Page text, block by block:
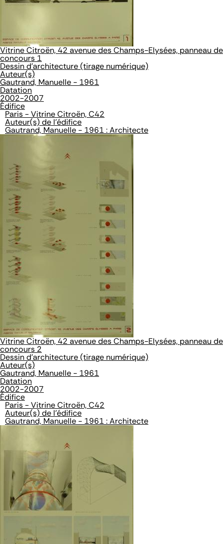
Vitrine Citroën, 42 avenue des Champs-Elysées, panneau de
concours 1
Dessin d'architecture (tirage numérique)
Auteur(s)
Gautrand, Manuelle - 1961
Datation
2002-2007
Édifice
Paris - Vitrine Citroën, C42
Auteur(s) de l'édifice
Gautrand, Manuelle - 1961 : Architecte
Vitrine Citroën, 42 avenue des Champs-Elysées, panneau de
concours 2
Dessin d'architecture (tirage numérique)
Auteur(s)
Gautrand, Manuelle - 1961
Datation
2002-2007
Édifice
Paris - Vitrine Citroën, C42
Auteur(s) de l'édifice
Gautrand, Manuelle - 1961 : Architecte